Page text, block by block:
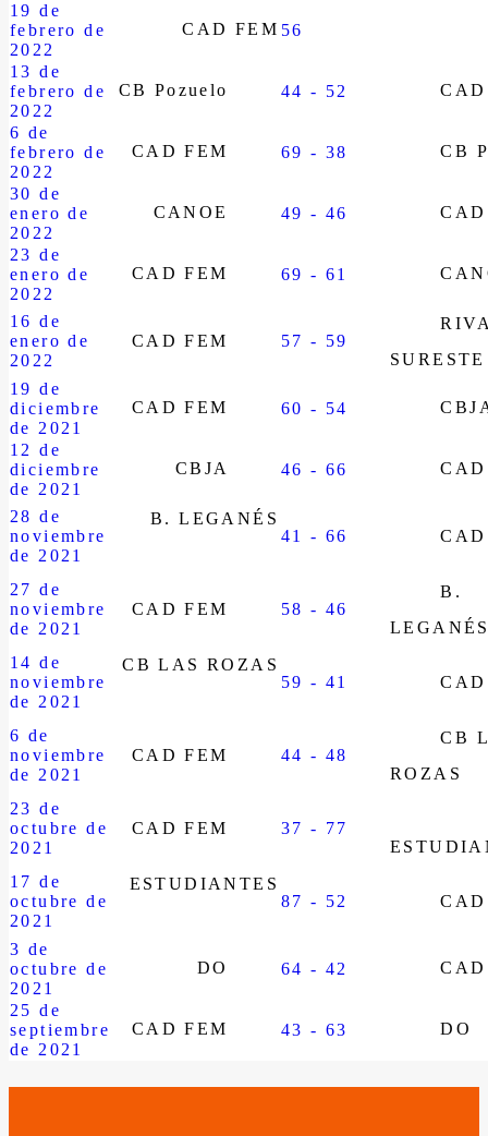
19 de
febrero de
2022
CAD FEM 56
13 de
febrero de
2022
CB Pozuelo 44 - 52
6 de
febrero de
2022
CAD FEM 69 - 38 CB
30 de
enero de
2022
CANOE 49 - 46
23 de
enero de
2022
CAD FEM 69 - 61
16 de
enero de
2022
CAD FEM 57 - 59
SURESTE
19 de
diciembre
de 2021
CAD FEM 60 - 54
12 de
diciembre
de 2021
CBJA 46 - 66
28 de
noviembre
de 2021
B. LEGANÉS
41 - 66
27 de
noviembre
de 2021
CAD FEM 58 - 46
B.
14 de
noviembre
de 2021
CB LAS ROZAS
59 - 41
6 de
noviembre
de 2021
CAD FEM 44 - 48
CB
ROZAS
23 de
octubre de
2021
CAD FEM
37 - 77
17 de
octubre de
2021
ESTUDIANTES
87 - 52
3 de
octubre de
2021
DO 64 - 42
25 de
septiembre
de 2021
CAD FEM 43 - 63 DO